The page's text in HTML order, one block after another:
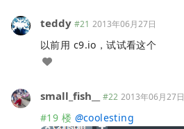
teddy #21 2013年06月27日
以前用 c9.io，试试看这个
small_fish__ #22 2013年06月27日
#19 楼 @coolesting